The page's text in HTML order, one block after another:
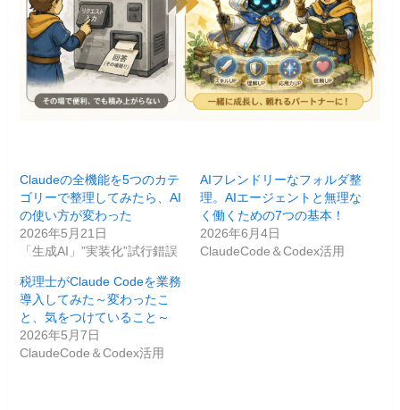
Claudeの全機能を5つのカテ
ゴリーで整理してみたら、AI
の使い方が変わった
2026年5月21日
「生成AI」”実装化”試行錯誤
AIフレンドリーなフォルダ整
理。AIエージェントと無理な
く働くための7つの基本！
2026年6月4日
ClaudeCode＆Codex活用
税理士がClaude Codeを業務
導入してみた～変わったこ
と、気をつけていること～
2026年5月7日
ClaudeCode＆Codex活用